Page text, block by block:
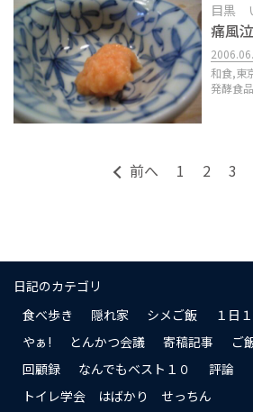
目黒
痛風
和食,東
発酵食品
前へ 1 2 3
日記のカテゴリ
食べ歩き
隠れ家 シメご飯 １日
やぁ!
とんかつ会議 寄稿記事 ご
回顧録
なんでもベスト１０
評論
トイレ学会 はばかり せっちん